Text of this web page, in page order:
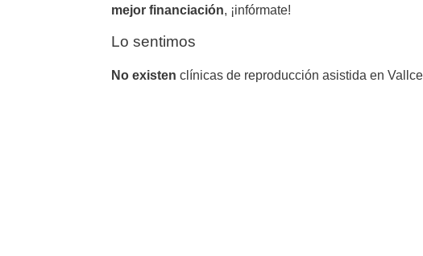
mejor financiación, ¡infórmate!
Lo sentimos
No existen clínicas de reproducción asistida en